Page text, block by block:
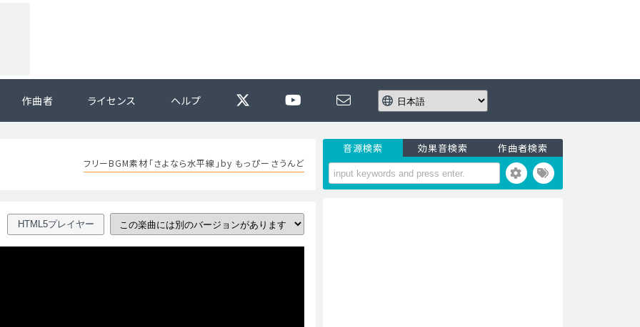
作曲者 ライセンス ヘルプ
フリーBGM素材「さよなら水平線」by もっぴーさうんど
HTML5プレイヤー
音源検索 効果音検索 作曲者検索